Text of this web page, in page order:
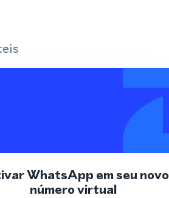
WhatsApp em seu novo
número virtual